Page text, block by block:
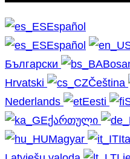
Español
Español
Български
Hrvatski
Čeština
Nederlands
Eesti
ქართული
Magyar